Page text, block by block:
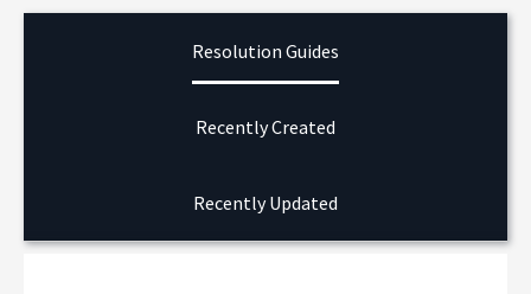
Resolution Guides
Recently Created
Recently Updated